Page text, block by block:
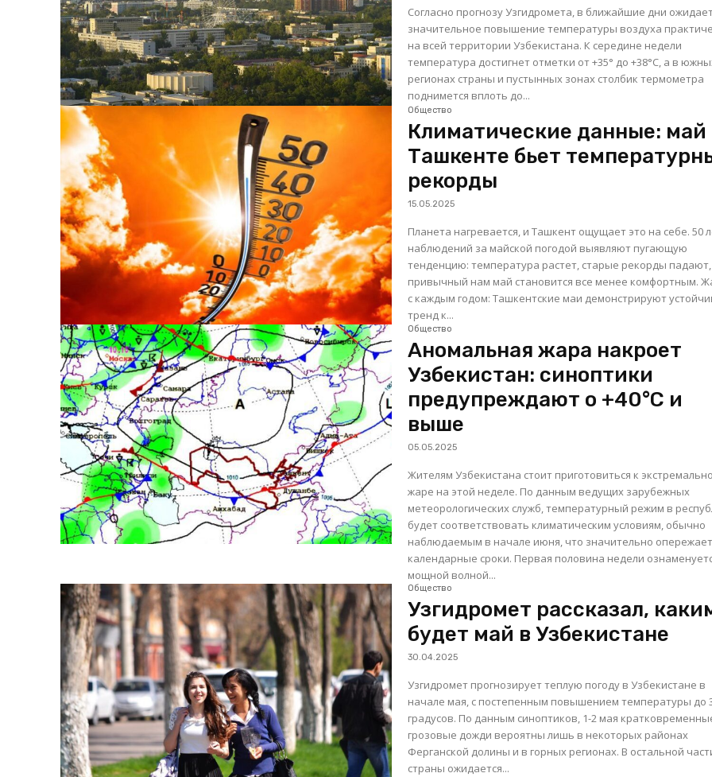
Согласно прогнозу Узгидромета, в ближайшие дни
значительное повышение температуры воздуха
на всей территории Узбекистана. К середине недели
температура достигнет отметки от +35° до +38°C, а в
регионах страны и пустынных зонах столбик термометра
поднимется вплоть до...
Общество
Климатические данные: май
Ташкенте бьет
рекорды
15.05.2025
Планета нагревается, и Ташкент ощущает это на себе. 50
наблюдений за майской погодой выявляют пугающую
тенденцию: температура растет, старые рекорды
привычный нам май становится все менее комфортным. Жарче
с каждым годом: Ташкентские маи демонстрируют
тренд к...
Общество
Аномальная жара накроет
Узбекистан: синоптики
предупреждают о +40°C и
выше
05.05.2025
Жителям Узбекистана стоит приготовиться к
жаре на этой неделе. По данным ведущих зарубежных
метеорологических служб, температурный режим в
будет соответствовать климатическим условиям, обычно
наблюдаемым в начале июня, что значительно опережает
календарные сроки. Первая половина недели ознаменуется
мощной волной...
Общество
Узгидромет рассказал,
будет май в Узбекистане
30.04.2025
Узгидромет прогнозирует теплую погоду в Узбекистане в
начале мая, с постепенным повышением температуры до
градусов. По данным синоптиков, 1-2 мая кратковременные
грозовые дожди вероятны лишь в некоторых районах
Ферганской долины и в горных регионах. В остальной
страны ожидается...